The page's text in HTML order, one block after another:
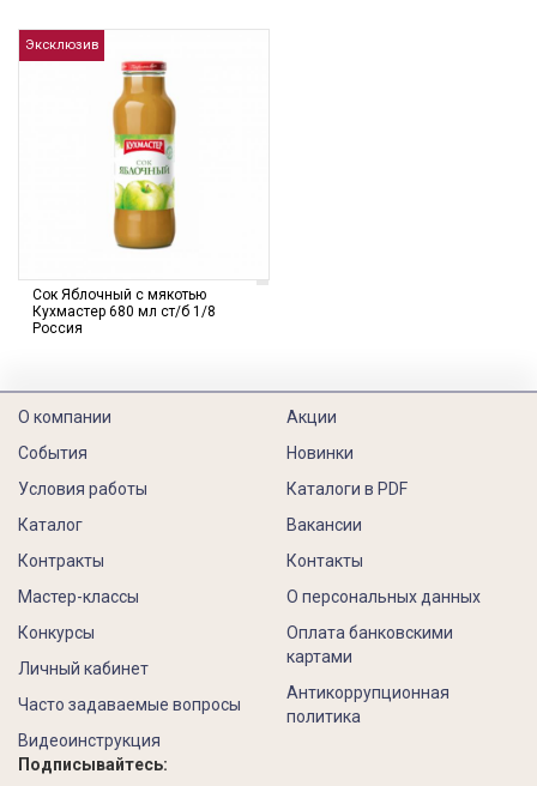
Эксклюзив
Сок Яблочный с мякотью
Кухмастер 680 мл cт/б 1/8
Россия
О компании
События
Условия работы
Каталог
Контракты
Акции
Новинки
Каталоги в PDF
Вакансии
Контакты
Мастер-классы
Конкурсы
Личный кабинет
Часто задаваемые вопросы
Видеоинструкция
О персональных данных
Оплата банковскими
картами
Антикоррупционная
политика
Подписывайтесь: